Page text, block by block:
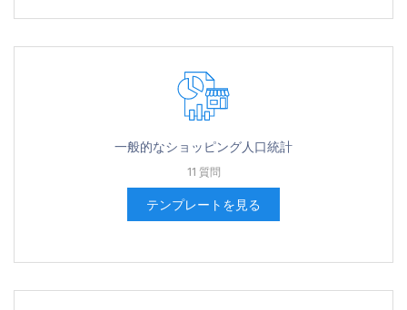
一般的なショッピング人口統計
11 質問
テンプレートを見る